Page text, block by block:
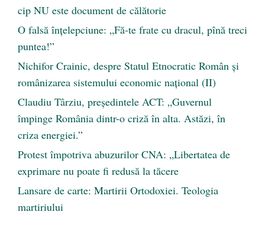
cip NU este document de călătorie
O falsă înțelepciune: „Fă-te frate cu dracul, pînă treci
puntea!”
Nichifor Crainic, despre Statul Etnocratic Român şi
românizarea sistemului economic naţional (II)
Claudiu Târziu, președintele ACT: „Guvernul
împinge România dintr-o criză în alta. Astăzi, în
criza energiei.”
Protest împotriva abuzurilor CNA: „Libertatea de
exprimare nu poate fi redusă la tăcere
Lansare de carte: Martirii Ortodoxiei. Teologia
martiriului